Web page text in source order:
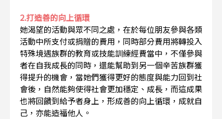
2.打造善的向上循環
她渴望的活動與眾不同之處，在於每位朋友參與各類
活動中所支付或捐贈的費用，同時部分費用將轉投入
特殊境遇族群的教育或技能訓練經費當中，不僅參與
者在自我成長的同時，還能幫助到另一個辛苦族群獲
得提升的機會，當她們獲得更好的態度與能力回到社
會後，自然能夠使得社會更加穩定、成長，而這成果
也將回饋到給予者身上，形成善的向上循環，成就自
己，亦能造福他人。